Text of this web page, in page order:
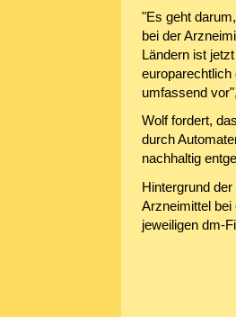
"Es geht
bei der
Ländern ist
umfassend
Wolf fordert,
durch
nachhaltig
Hintergrund
Arzneimittel bei
jeweiligen dm-